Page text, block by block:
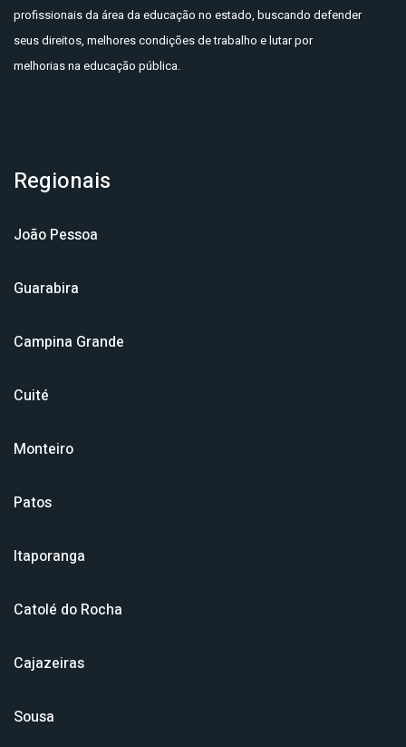
profissionais da área da educação no estado, buscando defender
seus direitos, melhores condições de trabalho e lutar por
melhorias na educação pública.
Regionais
João Pessoa
Guarabira
Campina Grande
Cuité
Monteiro
Patos
Itaporanga
Catolé do Rocha
Cajazeiras
Sousa